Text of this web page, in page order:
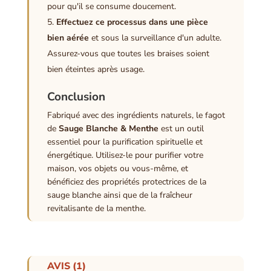
pour qu'il se consume doucement.
Effectuez ce processus dans une pièce
bien aérée et sous la surveillance d'un adulte.
Assurez-vous que toutes les braises soient
bien éteintes après usage.
Conclusion
Fabriqué avec des ingrédients naturels, le fagot
de Sauge Blanche & Menthe est un outil
essentiel pour la purification spirituelle et
énergétique. Utilisez-le pour purifier votre
maison, vos objets ou vous-même, et
bénéficiez des propriétés protectrices de la
sauge blanche ainsi que de la fraîcheur
revitalisante de la menthe.
AVIS (1)